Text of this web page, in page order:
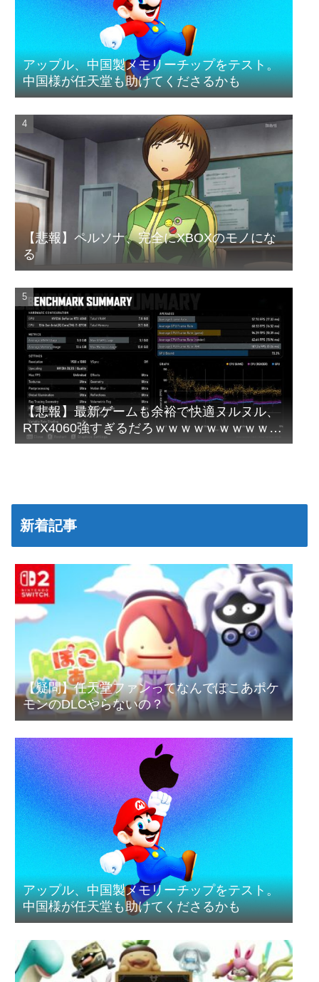
アップル、中国製メモリーチップをテスト。
中国様が任天堂も助けてくださるかも
【悲報】ペルソナ、完全にXBOXのモノにな
る
【悲報】最新ゲームも余裕で快適ヌルヌル、
RTX4060強すぎるだろｗｗｗｗｗｗｗｗｗｗ
ｗｗ
新着記事
【疑問】任天堂ファンってなんでぽこあポケ
モンのDLCやらないの？
アップル、中国製メモリーチップをテスト。
中国様が任天堂も助けてくださるかも